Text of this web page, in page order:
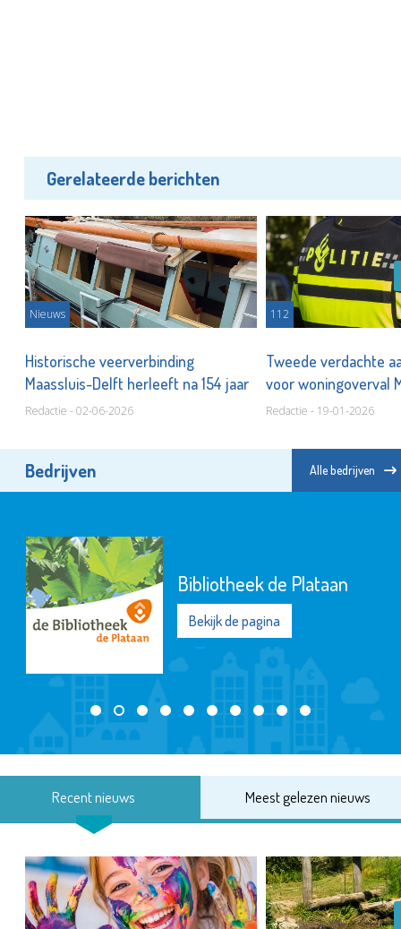
Gerelateerde berichten
Nieuws
Historische veerverbinding
Maassluis-Delft herleeft na 154 jaar
Redactie - 02-06-2026
112
Tweede verdachte
voor woningoverval
Redactie - 19-01-2026
Bedrijven Alle bedrijven
Bibliotheek de Plataan
Bekijk de pagina
Recent nieuws Meest gelezen nieuws